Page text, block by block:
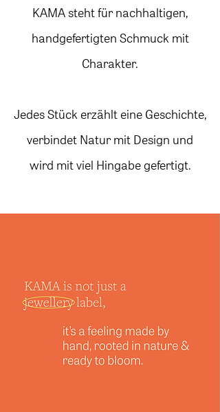
KAMA steht für nachhaltigen,
handgefertigten Schmuck mit
Charakter.
Jedes Stück erzählt eine Geschichte,
verbindet Natur mit Design und
wird mit viel Hingabe gefertigt.